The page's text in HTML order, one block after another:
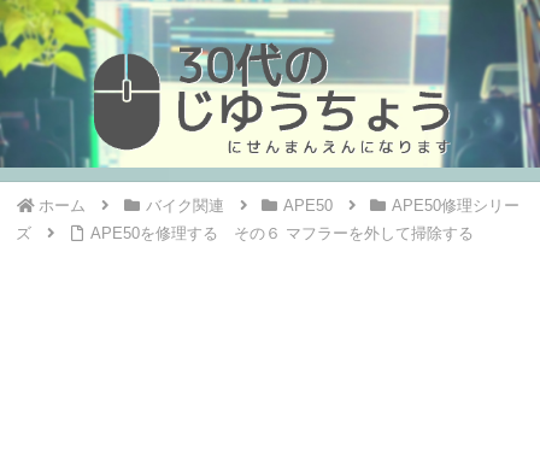
ホーム バイク関連 APE50
APE50修理シリー
ズ
APE50を修理する その６ マフラーを外して掃除する